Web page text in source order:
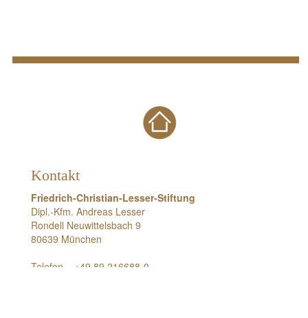
Kontakt
Friedrich-Christian-Lesser-Stiftung
Dipl.-Kfm. Andreas Lesser
Rondell Neuwittelsbach 9
80639 München
Telefon +49 89 216688-0